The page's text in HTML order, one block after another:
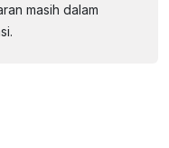
masih dalam